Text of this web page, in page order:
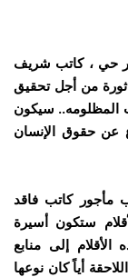
ﺣﻲ ، ﻛﺎﺗﺐ ﺷﺮﻳﻒ
ﻣﻦ ﺃﺟﻞ ﺗﺤﻘﻴﻖ
ﺍﻟﻤﻈﻠﻮﻣﻪ.. ﺳﻴﻜﻮﻥ
ﻋﻦ ﺣﻘﻮﻕ ﺍﻹﻧﺴﺎﻥ
ﻣﺄﺟﻮﺭ ﻛﺎﺗﺐ ﻓﺎﻗﺪ
ﺳﺘﻜﻮﻥ ﺃﺳﻴﺮﺓ
ﺍﻷﻗﻼﻡ ﺇﻟﻰ ﻣﻨﺎﺑﻊ
ﺃﻳﺎً ﻛﺎﻥ ﻧﻮﻋﻬﺎ